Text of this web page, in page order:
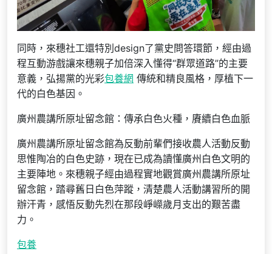
同時，來穗社工還特別design了黨史問答環節，經由過
程互動游戲讓來穗親子加倍深入懂得“群眾道路”的主要
意義，弘揚黨的光彩包養網 傳統和精良風格，厚植下一
代的白色基因。
廣州農講所原址留念館：傳承白色火種，賡續白色血脈
廣州農講所原址留念館為反動前輩們接收農人活動反動
思惟陶冶的白色史跡，現在已成為讀懂廣州白色文明的
主要陣地。來穗親子經由過程實地觀賞廣州農講所原址
留念館，踏尋舊日白色萍蹤，清楚農人活動講習所的開
辦汗青，感悟反動先烈在那段崢嶸歲月支出的艱苦盡
力。
包養